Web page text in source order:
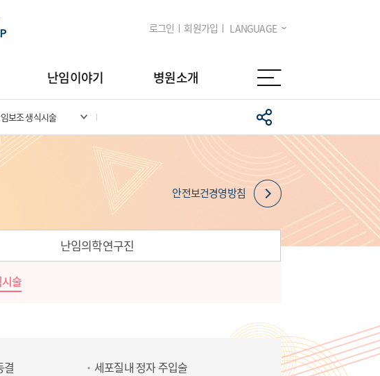
로그인 회원가입 LANGUAGE
난임이야기 병원소개
보조 생식시술
안전보건경영방침
난임의학연구진
술
결
세포질내 정자 주입술